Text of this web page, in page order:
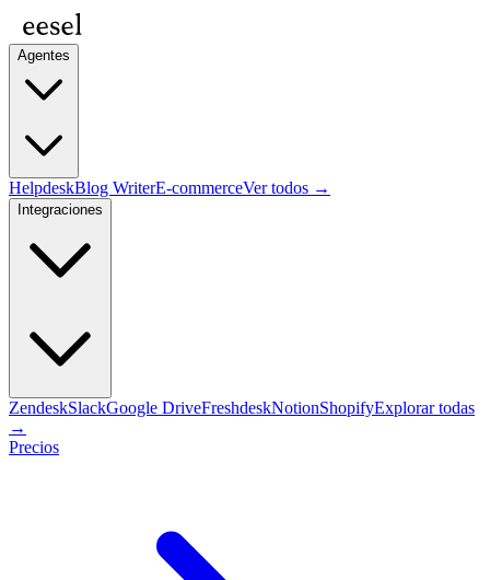
Agentes
HelpdeskBlog WriterE-commerceVer todos →
Integraciones
ZendeskSlackGoogle DriveFreshdeskNotionShopifyExplorar todas
→
Precios